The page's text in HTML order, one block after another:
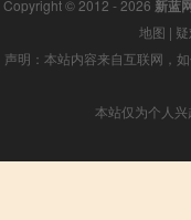
Copyright © 2012 - 2026 新蓝
地图 |
声明：本站内容来自互联网，
本站仅为个人